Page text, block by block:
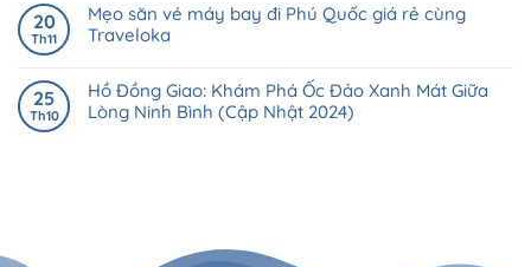
20
Th11
Mẹo săn vé máy bay đi Phú Quốc giá rẻ cùng
Traveloka
25
Th10
Hồ Đồng Giao: Khám Phá Ốc Đảo Xanh Mát Giữa
Lòng Ninh Bình (Cập Nhật 2024)